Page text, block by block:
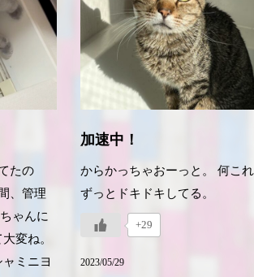
たの
、管理
ゃんに
変ね。
ミニヨ
加速中！
からかっちゃおーっと。 何こ
ずっとドキドキしてる。
+29
2023/05/29